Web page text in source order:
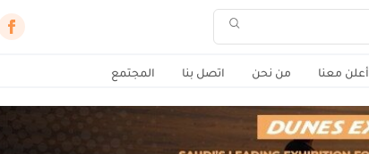
أعلن معنا من نحن اتصل بنا المجتمع